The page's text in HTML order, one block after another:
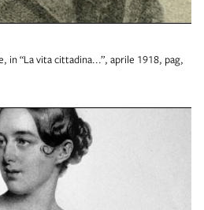
in “La vita cittadina...”, aprile 1918, pag,